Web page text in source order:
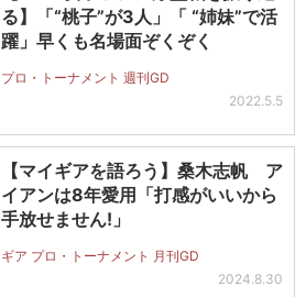
る】「“桃子”が3人」「 “姉妹”で活
躍」早くも名場面ぞくぞく
プロ・トーナメント 週刊GD
2022.5.5
【マイギアを語ろう】桑木志帆 ア
イアンは8年愛用「打感がいいから
手放せません!」
ギア プロ・トーナメント 月刊GD
2024.8.30